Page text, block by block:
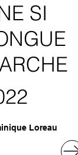
SI
Loreau